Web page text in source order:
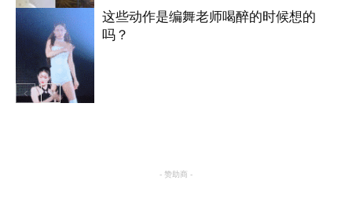
国际
这些动作是编舞老师喝醉的时候想的
吗？
- 赞助商 -